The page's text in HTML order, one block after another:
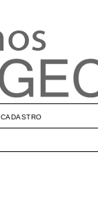
CADASTRO